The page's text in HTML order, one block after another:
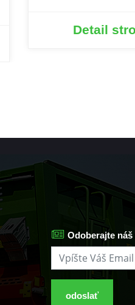
Detail
Odoberajte
odoslať